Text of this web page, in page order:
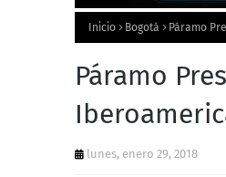
Inicio Bogotá Páramo
Páramo
lunes, enero 29, 2018